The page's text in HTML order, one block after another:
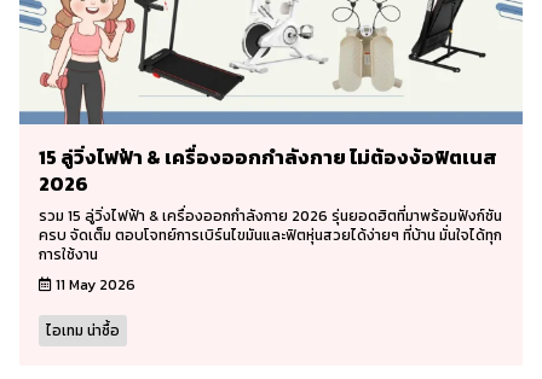
15 ลู่วิ่งไฟฟ้า & เครื่องออกกำลังกาย ไม่ต้องง้อฟิตเนส
2026
รวม 15 ลู่วิ่งไฟฟ้า & เครื่องออกกำลังกาย 2026 รุ่นยอดฮิตที่มาพร้อมฟังก์ชัน
ครบ จัดเต็ม ตอบโจทย์การเบิร์นไขมันและฟิตหุ่นสวยได้ง่ายๆ ที่บ้าน มั่นใจได้ทุก
การใช้งาน
11 May 2026
ไอเทม น่าซื้อ